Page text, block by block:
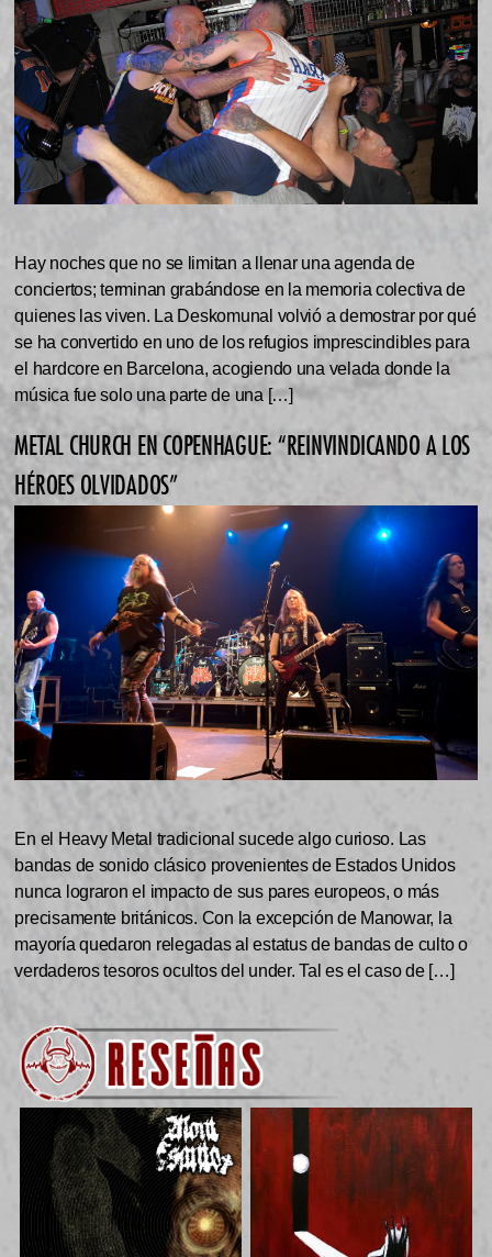
Hay noches que no se limitan a llenar una agenda de
conciertos; terminan grabándose en la memoria colectiva de
quienes las viven. La Deskomunal volvió a demostrar por qué
se ha convertido en uno de los refugios imprescindibles para
el hardcore en Barcelona, acogiendo una velada donde la
música fue solo una parte de una […]
METAL CHURCH EN COPENHAGUE: “REINVINDICANDO A LOS
HÉROES OLVIDADOS”
En el Heavy Metal tradicional sucede algo curioso. Las
bandas de sonido clásico provenientes de Estados Unidos
nunca lograron el impacto de sus pares europeos, o más
precisamente británicos. Con la excepción de Manowar, la
mayoría quedaron relegadas al estatus de bandas de culto o
verdaderos tesoros ocultos del under. Tal es el caso de […]